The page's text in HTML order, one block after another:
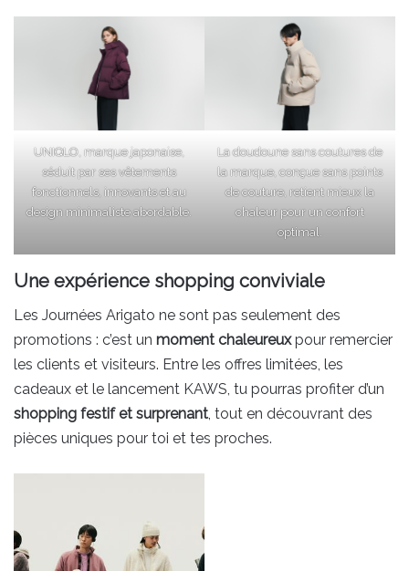
UNIQLO, marque japonaise,
séduit par ses vêtements
fonctionnels, innovants et au
design minimaliste abordable.
La doudoune sans coutures de
la marque, conçue sans points
de couture, retient mieux la
chaleur pour un confort
optimal.
Une expérience shopping conviviale
Les Journées Arigato ne sont pas seulement des
promotions : c’est un moment chaleureuxpour remercier
les clients et visiteurs. Entre les offres limitées, les
cadeaux et le lancement KAWS, tu pourras profiter d’un
shopping festif et surprenant, tout en découvrant des
pièces uniques pour toi et tes proches.